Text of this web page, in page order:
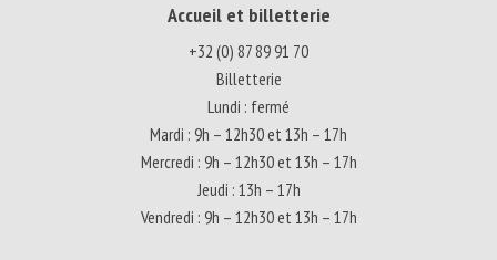
Accueil et billetterie
+32 (0) 87 89 91 70
Billetterie
Lundi : fermé
Mardi : 9h – 12h30 et 13h – 17h
Mercredi : 9h – 12h30 et 13h – 17h
Jeudi : 13h – 17h
Vendredi : 9h – 12h30 et 13h – 17h